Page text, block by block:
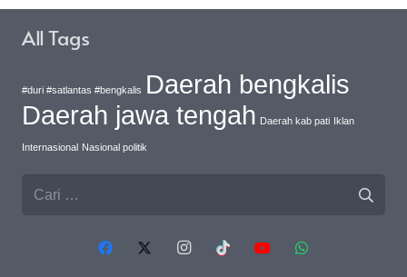
All Tags
#duri #satlantas #bengkalis Daerah bengkalis
Daerah jawa tengah Daerah kab pati Iklan
Internasional Nasional politik
Cari